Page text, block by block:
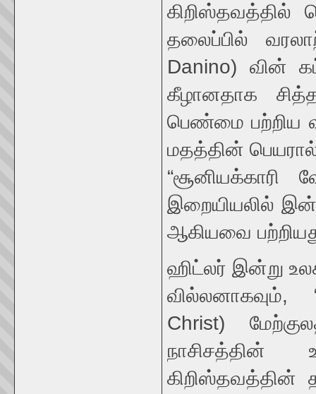
கிறிஸ்தவத்தில்
தலைப்பில்
Danino) வின்
கீழானதாக
பெண்மை பற்றிய
மதத்தின்
“சூனியக்காரி
இறையியலில்
ஆகியவை
ஹிட்லர் இன்று
வில்லனாகவும்,
Christ)
நாசிசத்தின்